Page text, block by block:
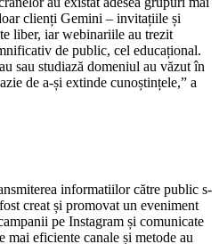
clienți Gemini – invitațiile și
liber, iar webinariile au trezit
de public, cel educațional.
sau studiază domeniul au văzut în
de a-și extinde cunoștințele,” a
informatiilor către public s-
creat și promovat un eveniment
pe Instagram și comunicate
eficiente canale și metode au